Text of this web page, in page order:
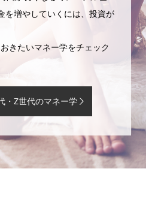
を増やしていくには、投資が
きたいマネー学をチェック
・Z世代のマネー学